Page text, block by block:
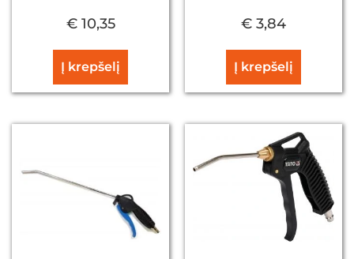
€10,35
Į krepšelį
€ 3,84
Į krepšelį